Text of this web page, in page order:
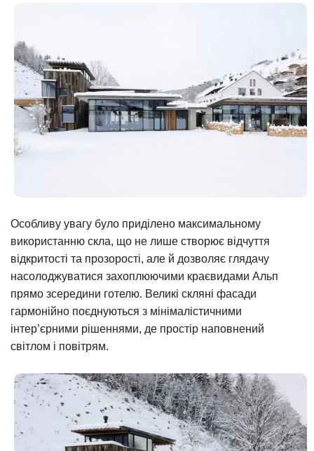
Особливу увагу було приділено максимальному
використанню скла, що не лише створює відчуття
відкритості та прозорості, але й дозволяє глядачу
насолоджуватися захоплюючими краєвидами Альп
прямо зсередини готелю. Великі скляні фасади
гармонійно поєднуються з мінімалістичними
інтер’єрними рішеннями, де простір наповнений
світлом і повітрям.